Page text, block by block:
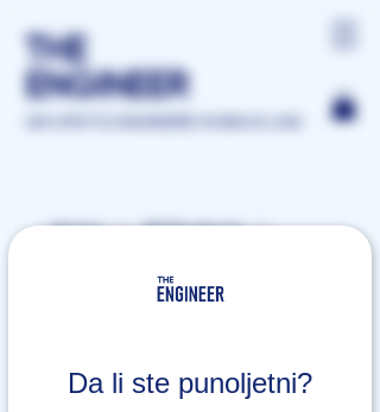
Da li ste punoljetni?
THE
ENGINEER
Home
All Products